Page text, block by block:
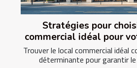
Stratégies pour
commercial idéal pour
Trouver le local commercial idéal
déterminante pour garantir